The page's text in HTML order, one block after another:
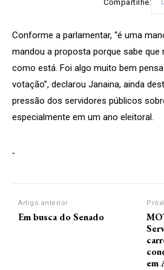
Compartilhe:
Conforme a parlamentar, “é uma
mandou a proposta porque sabe que
como está. Foi algo muito bem
votação”, declarou Janaina, ainda
pressão dos servidores públicos
especialmente em um ano eleitoral.
Artigo anterior
Em busca do Senado
em